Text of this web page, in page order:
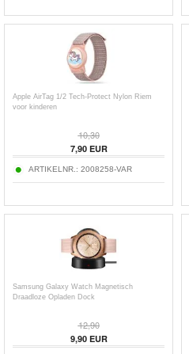
Apple AirTag 1/2 Tech-Protect Nylon Riem
voor kinderen
10,30
7,90EUR
ARTIKELNR.: 2008258-VAR
Samsung Galaxy Watch Magnetisch
Draadloze Opladen Dock
12,90
9,90EUR